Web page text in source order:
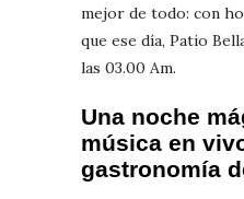
mejor de todo: con
que ese día, Patio
las 03.00 Am.
Una noche
música en
gastronomía